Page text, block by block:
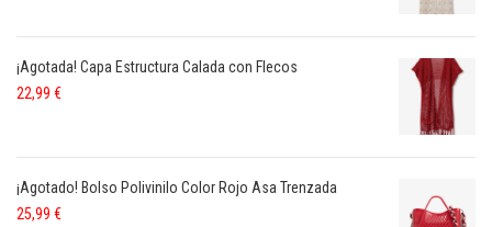
¡Agotada! Capa Estructura Calada con Flecos
22,99 €
¡Agotado! Bolso Polivinilo Color Rojo Asa Trenzada
25,99 €